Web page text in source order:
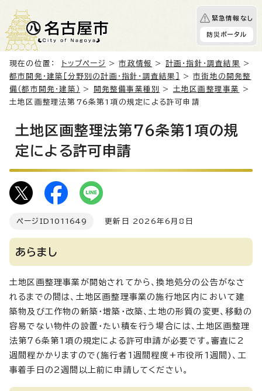
緊急情報なし
防災ポータル
現在の位置： トップページ >市政情報 > 計画・指針・調査結果
>
都市開発・建築［分野別の計画・指針・調査結果］
>市街地の開発整
備（都市開発・建築）
> 開発整備事業種別 > 土地区画整理事業
>
土地区画整理法第76条第1項の規定による許可申請
土地区画整理法第76条第1項の規
定による許可申請
ページID 1011649 更新日 2026年6月8日
あらまし
土地区画整理事業が開始されてから、換地処分の公告がなさ
れるまでの間は、土地区画整理事業の施行地区内において建
築物及び工作物の新築・増築・改築、土地の形質の変更、移動の
容易でない物件の設置・たい積を行う場合には、土地区画整理
法第76条第1項の規定による許可申請が必要です。審査に2
週間程かかりますので(施行者1週間程度+市役所1週間)、工
事着手日の2週間以上前に申請してください。